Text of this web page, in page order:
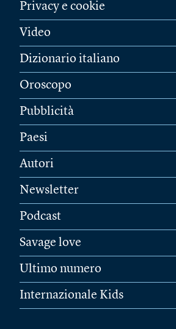
Privacy e cookie
Video
Dizionario italiano
Oroscopo
Pubblicità
Paesi
Autori
Newsletter
Podcast
Savage love
Ultimo numero
Internazionale Kids